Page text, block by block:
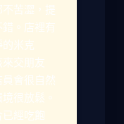
不苦澀，提
。店裡有
米克
交朋友
員會很自然
很放鬆。
經吃飽